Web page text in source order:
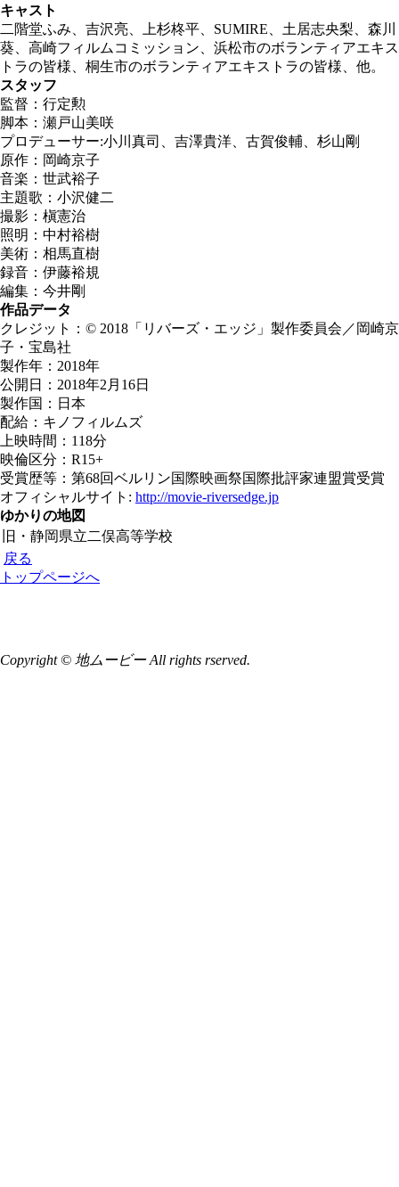
キャスト
二階堂ふみ、吉沢亮、上杉柊平、SUMIRE、土居志央梨、森川
葵、高崎フィルムコミッション、浜松市のボランティアエキス
トラの皆様、桐生市のボランティアエキストラの皆様、他。
スタッフ
監督：行定勲
脚本：瀬戸山美咲
プロデューサー:小川真司、吉澤貴洋、古賀俊輔、杉山剛
原作：岡崎京子
音楽：世武裕子
主題歌：小沢健二
撮影：槇憲治
照明：中村裕樹
美術：相馬直樹
録音：伊藤裕規
編集：今井剛
作品データ
クレジット：© 2018「リバーズ・エッジ」製作委員会／岡崎京
子・宝島社
製作年：2018年
公開日：2018年2月16日
製作国：日本
配給：キノフィルムズ
上映時間：118分
映倫区分：R15+
受賞歴等：第68回ベルリン国際映画祭国際批評家連盟賞受賞
オフィシャルサイト: http://movie-riversedge.jp
ゆかりの地図
旧・静岡県立二俣高等学校
戻る
トップページへ
Copyright © 地ムービー All rights rserved.